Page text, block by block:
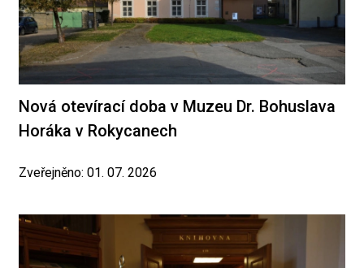
Nová otevírací doba v Muzeu Dr. Bohuslava
Horáka v Rokycanech
Zveřejněno: 01. 07. 2026